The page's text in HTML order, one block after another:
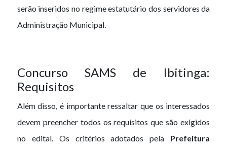
serão inseridos no regime estatutário dos servidores da
Administração Municipal.
Concurso SAMS de Ibitinga:
Requisitos
Além disso, é importante ressaltar que os interessados
devem preencher todos os requisitos que são exigidos
no edital. Os critérios adotados pela Prefeitura